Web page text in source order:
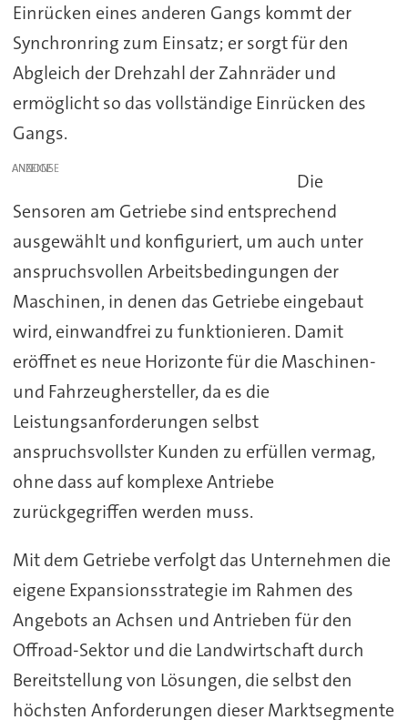
Einrücken eines anderen Gangs kommt der
Synchronring zum Einsatz; er sorgt für den
Abgleich der Drehzahl der Zahnräder und
ermöglicht so das vollständige Einrücken des
Gangs.
ANZEIGE
Die
Sensoren am Getriebe sind entsprechend
ausgewählt und konfiguriert, um auch unter
anspruchsvollen Arbeitsbedingungen der
Maschinen, in denen das Getriebe eingebaut
wird, einwandfrei zu funktionieren. Damit
eröffnet es neue Horizonte für die Maschinen-
und Fahrzeughersteller, da es die
Leistungsanforderungen selbst
anspruchsvollster Kunden zu erfüllen vermag,
ohne dass auf komplexe Antriebe
zurückgegriffen werden muss.
Mit dem Getriebe verfolgt das Unternehmen die
eigene Expansionsstrategie im Rahmen des
Angebots an Achsen und Antrieben für den
Offroad-Sektor und die Landwirtschaft durch
Bereitstellung von Lösungen, die selbst den
höchsten Anforderungen dieser Marktsegmente